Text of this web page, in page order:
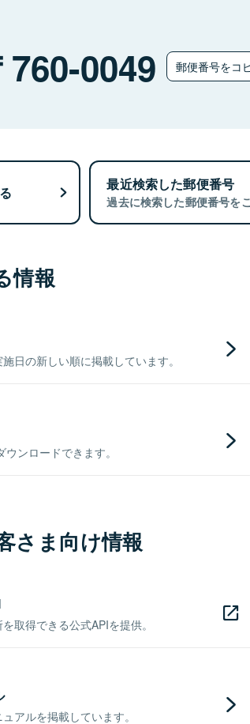
760-0049 郵便番号をコ
最近検索した郵便番号
過去に検索した郵便番号を
情報
日の新しい順に掲載しています。
ンロードできます。
さま向け情報
取得できる公式APIを提供。
アルを掲載しています。